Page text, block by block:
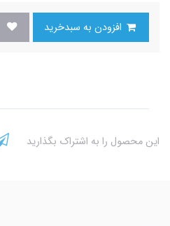
این محصول را به اشتراک بگذارید